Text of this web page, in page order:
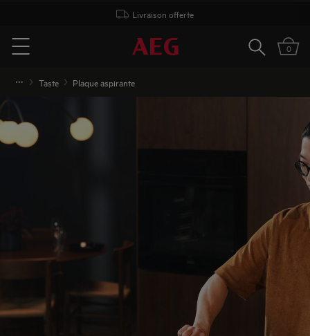
Livraison offerte
Menu
Rechercher
0
Taste Plaque aspirante